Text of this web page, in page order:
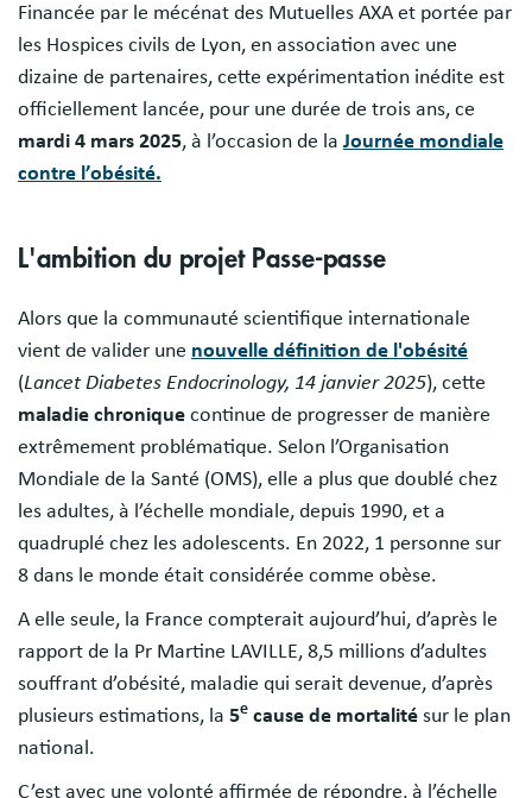
Financée par le mécénat des Mutuelles AXA et portée par
les Hospices civils de Lyon, en association avec une
dizaine de partenaires, cette expérimentation inédite est
officiellement lancée, pour une durée de trois ans, ce
mardi 4 mars 2025, à l’occasion de la Journée mondiale
contre l’obésité.
L'ambition du projet Passe-passe
Alors que la communauté scientifique internationale
vient de valider une nouvelle définition de l'obésité
(Lancet Diabetes Endocrinology, 14 janvier 2025), cette
maladie chronique continue de progresser de manière
extrêmement problématique. Selon l’Organisation
Mondiale de la Santé (OMS), elle a plus que doublé chez
les adultes, à l’échelle mondiale, depuis 1990, et a
quadruplé chez les adolescents. En 2022, 1 personne sur
8 dans le monde était considérée comme obèse.
A elle seule, la France compterait aujourd’hui, d’après le
rapport de la Pr Martine LAVILLE, 8,5 millions d’adultes
souffrant d’obésité, maladie qui serait devenue, d’après
plusieurs estimations, la 5e cause de mortalité sur le plan
national.
C’est avec une volonté affirmée de répondre, à l’échelle